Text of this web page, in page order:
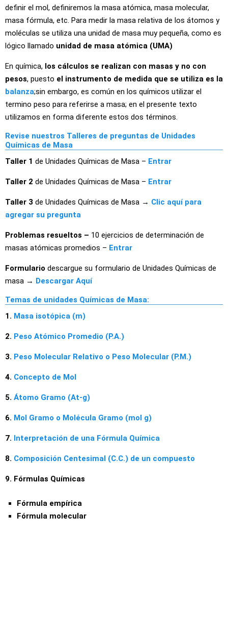
definir el mol, definiremos la masa atómica, masa molecular,
masa fórmula, etc. Para medir la masa relativa de los átomos y
moléculas se utiliza una unidad de masa muy pequeña, como es
lógico llamado unidad de masa atómica (UMA)
En química, los cálculos se realizan con masas y no con
pesos, puesto el instrumento de medida que se utiliza es la
balanza;sin embargo, es común en los químicos utilizar el
termino peso para referirse a masa; en el presente texto
utilizamos en forma diferente estos dos términos.
Revise nuestros Talleres de preguntas de Unidades
Químicas de Masa
Taller 1 de Unidades Químicas de Masa – Entrar
Taller 2 de Unidades Químicas de Masa – Entrar
Taller 3 de Unidades Químicas de Masa → Clic aquí para
agregar su pregunta
Problemas resueltos – 10 ejercicios de determinación de
masas atómicas promedios – Entrar
Formulario descargue su formulario de Unidades Químicas de
masa → Descargar Aquí
Temas de unidades Químicas de Masa:
1. Masa isotópica (m)
2. Peso Atómico Promedio (P.A.)
3. Peso Molecular Relativo o Peso Molecular (P.M.)
4. Concepto de Mol
5. Átomo Gramo (At-g)
6. Mol Gramo o Molécula Gramo (mol g)
7. Interpretación de una Fórmula Química
8. Composición Centesimal (C.C.) de un compuesto
9. Fórmulas Químicas
Fórmula empírica
Fórmula molecular